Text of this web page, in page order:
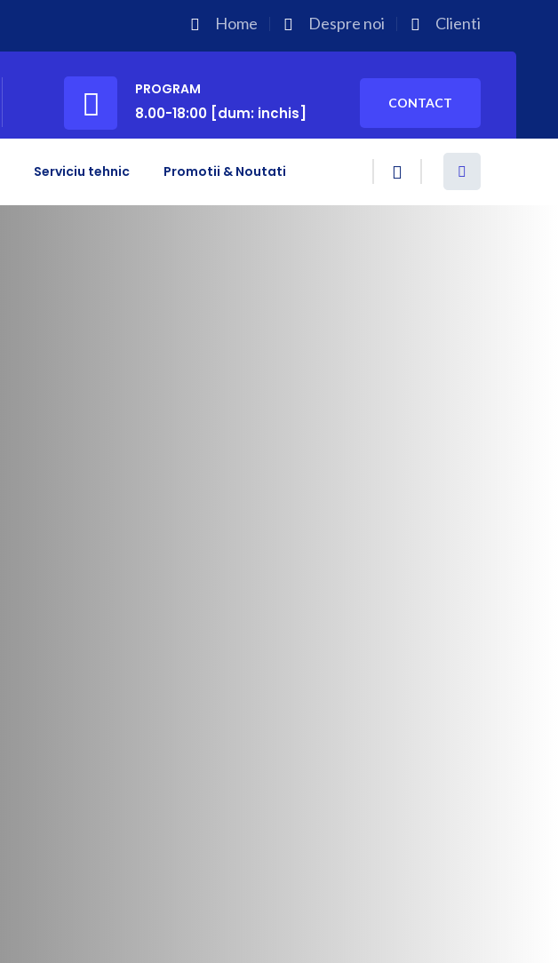
Home Despre noi Clienti
PROGRAM
8.00-18:00 [dum: inchis]
CONTACT
Serviciu tehnic Promotii & Noutati